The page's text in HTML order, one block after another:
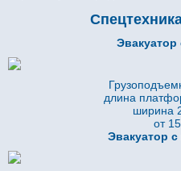
Эвакуатор
длина
ширина
от
Эвакуатор